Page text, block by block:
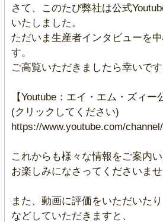
さて、このたび弊社は公式
いたしました。
ただいま生産者インタビューを
す。
ご高覧いただきましたら幸いで
【Youtube：エイ・エム・ズィ
(クリックしてください)
https://www.youtube.com/
これからも様々な情報をご案内
お楽しみになさってくださいま
また、動画に評価をいただいた
などしていただきますと、